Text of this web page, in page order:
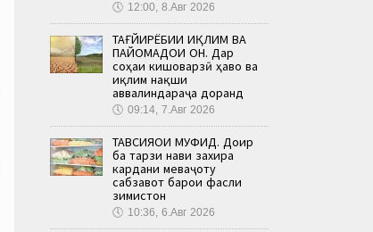
🕔 12:00, 8.Авг 2026
ТАҒЙИРЁБИИ ИҚЛИМ ВА
ПАЙОМАДҲОИ ОН. Дар
соҳаи кишоварзӣ ҳаво ва
иқлим нақши
аввалиндараҷа доранд
🕔 09:14, 7.Авг 2026
ТАВСИЯҲОИ МУФИД. Доир
ба тарзи нави захира
кардани меваҷоту
сабзавот барои фасли
зимистон
🕔 10:36, 6.Авг 2026